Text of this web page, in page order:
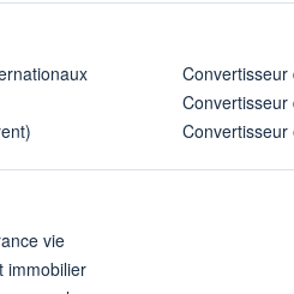
Convertisseur
Convertisseur
vie
immobilier